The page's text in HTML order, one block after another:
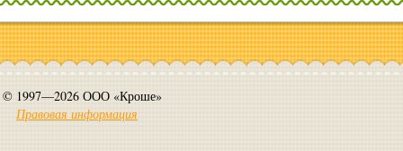
© 1997—2026 ООО «Кроше»
Правовая информация